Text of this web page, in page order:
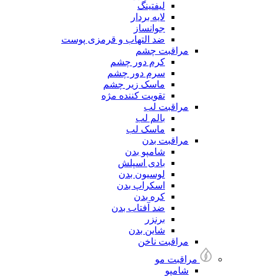
لیفتینگ
لایه بردار
جوانساز
ضد التهاب و قرمزی پوست
مراقبت چشم
کرم دور چشم
سرم دور چشم
ماسک زیر چشم
تقویت کننده مژه
مراقبت لب
بالم لب
ماسک لب
مراقبت بدن
شامپو بدن
بادی اسپلش
لوسیون بدن
اسکراپ بدن
کره بدن
ضد آفتاب بدن
برنزر
شاین بدن
مراقبت ناخن
مراقبت مو
شامپو